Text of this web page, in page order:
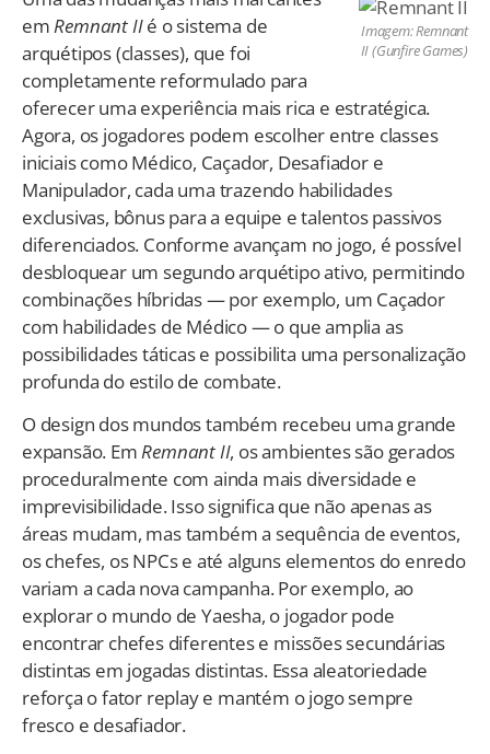
Imagem: Remnant
II (Gunfire Games)
em Remnant IIé o sistema de
arquétipos (classes), que foi
completamente reformulado para
oferecer uma experiência mais rica e estratégica.
Agora, os jogadores podem escolher entre classes
iniciais como Médico, Caçador, Desafiador e
Manipulador, cada uma trazendo habilidades
exclusivas, bônus para a equipe e talentos passivos
diferenciados. Conforme avançam no jogo, é possível
desbloquear um segundo arquétipo ativo, permitindo
combinações híbridas — por exemplo, um Caçador
com habilidades de Médico — o que amplia as
possibilidades táticas e possibilita uma personalização
profunda do estilo de combate.
O design dos mundos também recebeu uma grande
expansão. EmRemnant II, os ambientes são gerados
proceduralmente com ainda mais diversidade e
imprevisibilidade. Isso significa que não apenas as
áreas mudam, mas também a sequência de eventos,
os chefes, os NPCs e até alguns elementos do enredo
variam a cada nova campanha. Por exemplo, ao
explorar o mundo de Yaesha, o jogador pode
encontrar chefes diferentes e missões secundárias
distintas em jogadas distintas. Essa aleatoriedade
reforça o fator replay e mantém o jogo sempre
fresco e desafiador.